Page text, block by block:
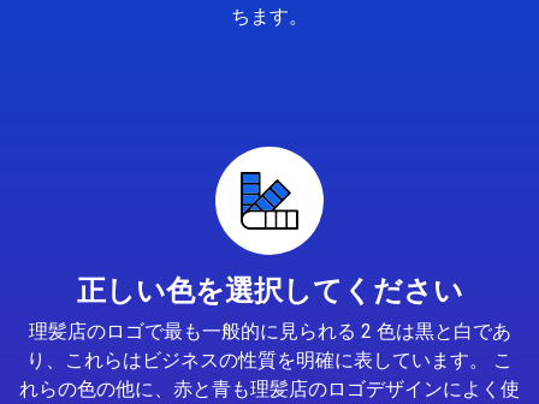
ちます。
正しい色を選択してください
理髪店のロゴで最も一般的に見られる 2 色は黒と白であ
り、これらはビジネスの性質を明確に表しています。 こ
れらの色の他に、赤と青も理髪店のロゴデザインによく使